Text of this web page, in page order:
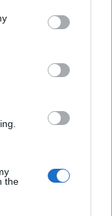
You may click to
party tags to
in below Google
the
TFT, πλήρες
κουμπί
ενώ το
είναι το Brew OS.
είναι ένα προϊόν
σε